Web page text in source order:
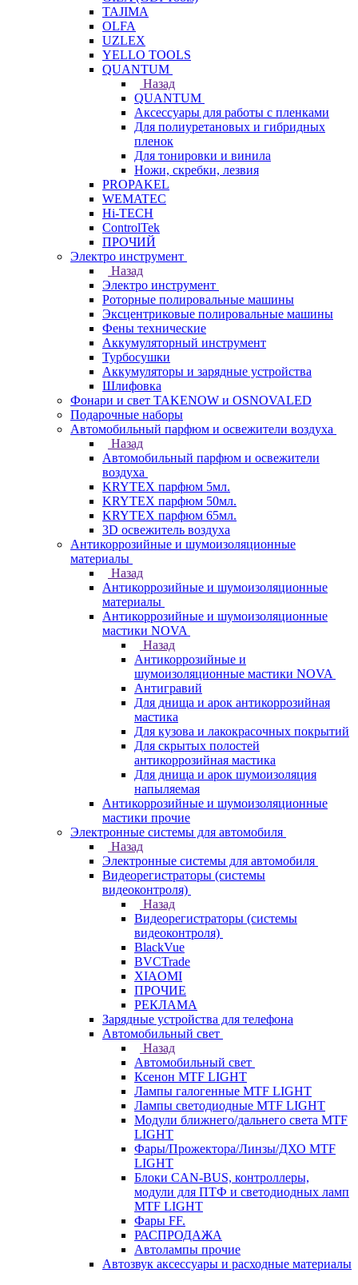
TAJIMA
OLFA
UZLEX
YELLO TOOLS
QUANTUM
Назад
QUANTUM
Аксессуары для работы с пленками
Для полиуретановых и гибридных
пленок
Для тонировки и винила
Ножи, скребки, лезвия
PROPAKEL
WEMATEC
Hi-TECH
ControlTek
ПРОЧИЙ
Электро инструмент
Назад
Электро инструмент
Роторные полировальные машины
Эксцентриковые полировальные машины
Фены технические
Аккумуляторный инструмент
Турбосушки
Аккумуляторы и зарядные устройства
Шлифовка
Фонари и свет TAKENOW и OSNOVALED
Подарочные наборы
Автомобильный парфюм и освежители воздуха
Назад
Автомобильный парфюм и освежители
воздуха
KRYTEX парфюм 5мл.
KRYTEX парфюм 50мл.
KRYTEX парфюм 65мл.
3D освежитель воздуха
Антикоррозийные и шумоизоляционные
материалы
Назад
Антикоррозийные и шумоизоляционные
материалы
Антикоррозийные и шумоизоляционные
мастики NOVA
Назад
Антикоррозийные и
шумоизоляционные мастики NOVA
Антигравий
Для днища и арок антикоррозийная
мастика
Для кузова и лакокрасочных покрытий
Для скрытых полостей
антикоррозийная мастика
Для днища и арок шумоизоляция
напыляемая
Антикоррозийные и шумоизоляционные
мастики прочие
Электронные системы для автомобиля
Назад
Электронные системы для автомобиля
Видеорегистраторы (системы
видеоконтроля)
Назад
Видеорегистраторы (системы
видеоконтроля)
BlackVue
BVCTrade
XIAOMI
ПРОЧИЕ
РЕКЛАМА
Зарядные устройства для телефона
Автомобильный свет
Назад
Автомобильный свет
Ксенон MTF LIGHT
Лампы галогенные MTF LIGHT
Лампы светодиодные MTF LIGHT
Модули ближнего/дальнего света MTF
LIGHT
Фары/Прожектора/Линзы/ДХО MTF
LIGHT
Блоки CAN-BUS, контроллеры,
модули для ПТФ и светодиодных ламп
MTF LIGHT
Фары FF.
РАСПРОДАЖА
Автолампы прочие
Автозвук аксессуары и расходные материалы